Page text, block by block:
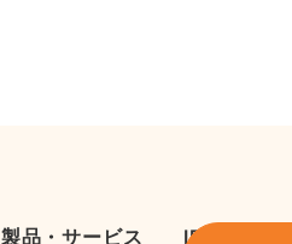
製品・サービス IR情報